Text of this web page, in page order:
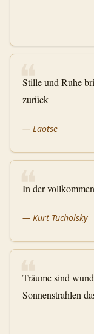
❝
Stille und Ruhe
zurück
— Laotse
❝
In der
— Kurt Tucholsky
❝
Träume sind
Sonnenstrahlen